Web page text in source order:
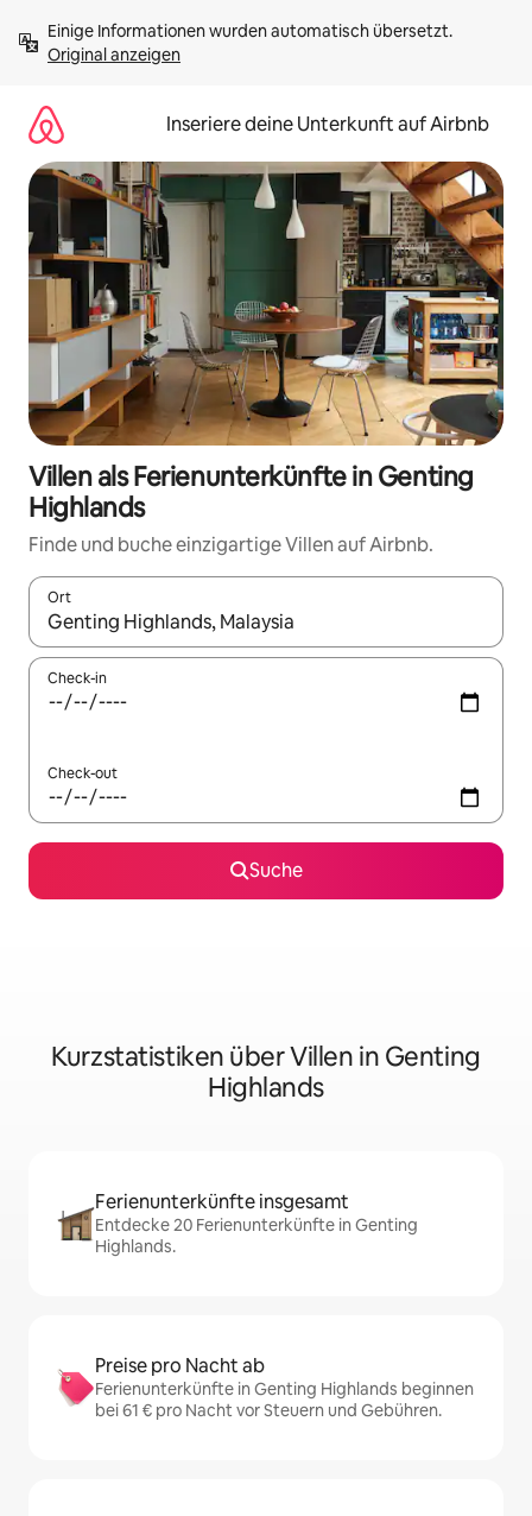
Inhalten
springenOriginal anzeigen
Inseriere deine Unterkunft auf Airbnb
Villen als Ferienunterkünfte in Genting
Highlands
Finde und buche einzigartige Villen auf Airbnb.
Ort
Wenn Ergebnisse verfügbar sind, navigiere mit den
Check-in
Check-out
Suche
Kurzstatistiken über Villen in Genting
Highlands
Ferienunterkünfte insgesamt
Entdecke 20 Ferienunterkünfte in Genting
Highlands.
Preise pro Nacht ab
Ferienunterkünfte in Genting Highlands beginnen
bei 61 € pro Nacht vor Steuern und Gebühren.